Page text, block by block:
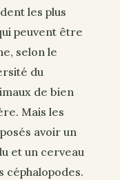
les plus
peuvent être
selon le
du
de bien
Mais les
avoir un
et un cerveau
céphalopodes.